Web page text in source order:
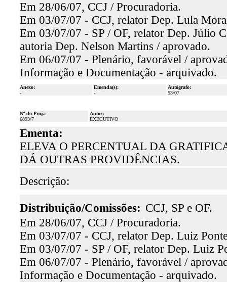
Em 28/06/07, CCJ / Procuradoria.
Em 03/07/07 - CCJ, relator Dep. Lula
Em 03/07/07 - SP / OF, relator Dep. Júlio
autoria Dep. Nelson Martins / aprovado.
Em 06/07/07 - Plenário, favorável /
Informação e Documentação - arquivado.
Anexo:
-
Emenda(s):
-
Autógrafo:
53/07
Nº do Proj.:
6893/7
Autor:
EXECUTIVO
Ementa:
ELEVA O PERCENTUAL DA
DÁ OUTRAS PROVIDÊNCIAS.
Descrição:
Distribuição/Comissões: CCJ, SP e OF.
Em 28/06/07, CCJ / Procuradoria.
Em 03/07/07 - CCJ, relator Dep. Luiz
Em 03/07/07 - SP / OF, relator Dep. Luiz
Em 06/07/07 - Plenário, favorável /
Informação e Documentação - arquivado.